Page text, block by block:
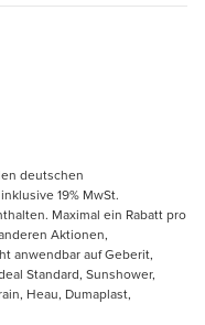
deutschen
19% MwSt.
Maximal ein Rabatt pro
Aktionen,
anwendbar auf Geberit,
Standard, Sunshower,
Heau, Dumaplast,